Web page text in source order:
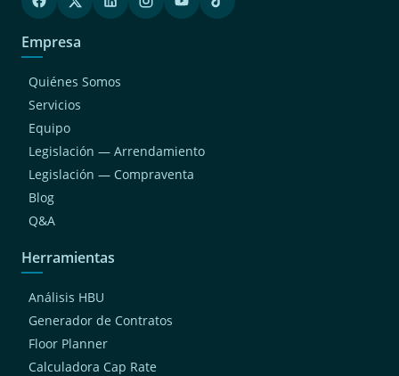
Empresa
Quiénes Somos
Servicios
Equipo
Legislación — Arrendamiento
Legislación — Compraventa
Blog
Q&A
Herramientas
Análisis HBU
Generador de Contratos
Floor Planner
Calculadora Cap Rate